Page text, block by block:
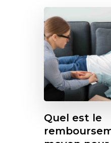
Quel est le